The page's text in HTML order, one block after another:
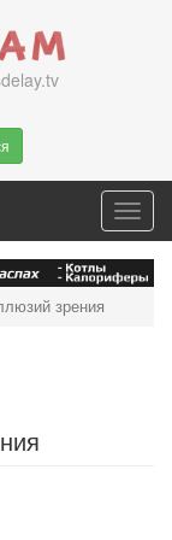
зрения